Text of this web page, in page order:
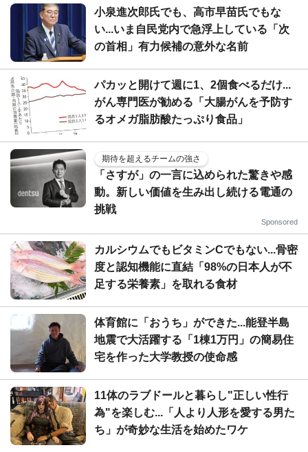
小泉進次郎氏でも、高市早苗氏でもな
い...いま自民党内で急浮上している「次
の首相」有力候補の意外な名前
パカッと開けて週に1、2個食べるだけ...
がん専門医が勧める「大腸がんを予防す
るオメガ脂肪酸たっぷり食品」
期待を超えるチームの強さ
「さすが」の一言に込められた驚きや感
動。新しい価値を生み出し続ける電通の
挑戦
Sponsored
カルシウムでもビタミンCでもない...骨密
度と認知機能に直結「98%の日本人が不
足する栄養素」を取れる食材
体育館に「おうち」ができた...能登半島
地震で大活躍する「1棟1万円」の簡易住
宅を作った大学教授の使命感
11体のラブドールと暮らし"正しい性行
為"を楽しむ...「人より人形を愛する男た
ち」が奇妙な生活を始めたワケ